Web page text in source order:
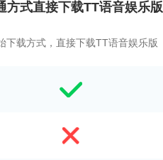
方式直接下载TT语音娱乐版
下载方式，直接下载TT语音娱乐版